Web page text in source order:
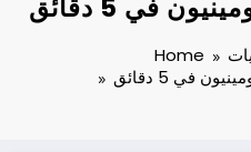
في 5 دقائق
Home
في 5 دقائق